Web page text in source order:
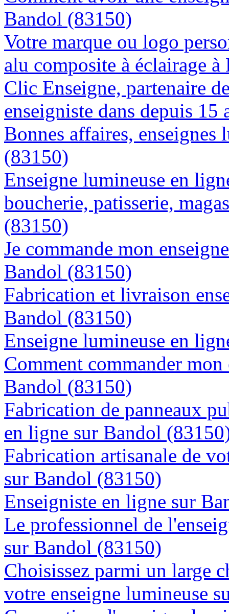
Bandol (83150)
Votre marque ou logo
alu composite à éclairage
Clic Enseigne, partenaire
enseigniste dans depuis
Bonnes affaires,
(83150)
Enseigne lumineuse en
boucherie, patisserie,
(83150)
Je commande mon
Bandol (83150)
Fabrication et livraison
Bandol (83150)
Enseigne lumineuse en
Comment commander
Bandol (83150)
Fabrication de panneaux
en ligne sur Bandol
Fabrication artisanale de
sur Bandol (83150)
Enseigniste en ligne sur
Le professionnel de
sur Bandol (83150)
Choisissez parmi un large
votre enseigne lumineuse